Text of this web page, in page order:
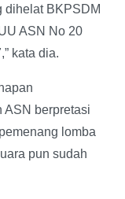
dihelat BKPSDM
ASN No 20
kata dia.
ASN berpretasi
lomba
pun sudah